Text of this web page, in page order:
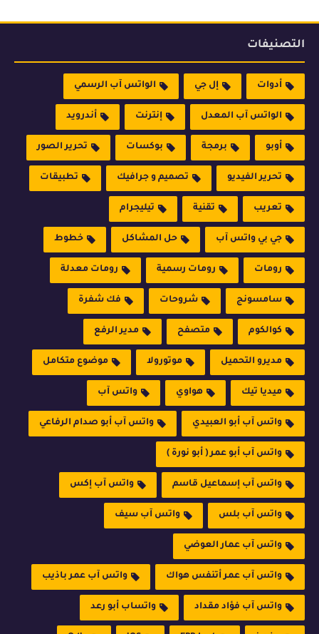
التصنيفات
أدوات إل جي الواتس آب الرسمي
الواتس آب المعدل إنترنت أندرويد
أوبو برمجة بوكسات تحرير الصور
تحرير الفيديو تصميم و جرافيك تطبيقات
تعريب تقنية تيليجرام
جي بي واتس آب حل المشاكل خطوط
رومات رومات رسمية رومات معدلة
سامسونج شروحات فك شفرة
كوالكوم متصفح مدير الرفع
مديرو التحميل موتورولا موضوع متكامل
ميديا تيك هواوي واتس آب
واتس آب أبو العبيدي واتس آب أبو صدام الرفاعي
واتس آب أبو عمر ( أبو نورة )
واتس آب إسماعيل قاسم واتس آب إكس
واتس آب بلس واتس آب سيف
واتس آب عمار العوضي
واتس آب عمر أتنفس هواك واتس آب عمر باذيب
واتس آب فؤاد مقداد واتساب أبو رعد